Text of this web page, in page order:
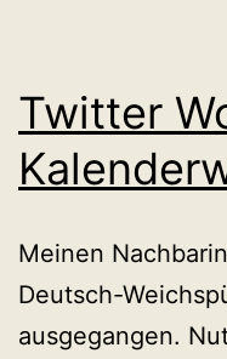
Twitter
Meinen
Deutsch-
ausgegangen.